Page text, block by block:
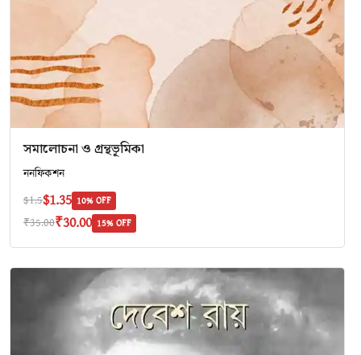
সমালোচনা ও গ্রন্থভূমিকা
ননফিকশন
$1.5$1.35 10% OFF
₹35.00₹30.00 15% OFF